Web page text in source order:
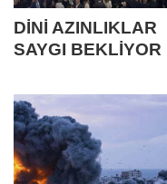
DİNİ AZINLIKLAR
SAYGI BEKLİYOR